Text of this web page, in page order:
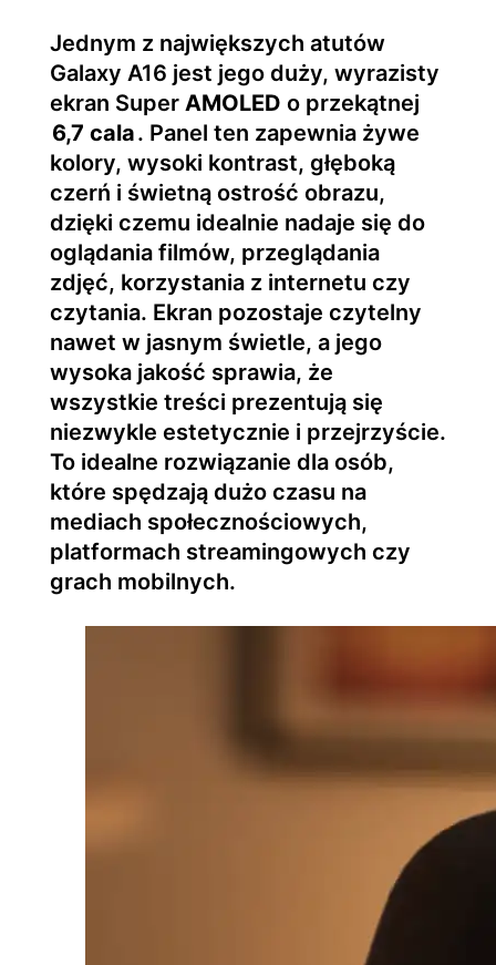
Jednym z największych atutów
Galaxy A16 jest jego duży, wyrazisty
ekran Super AMOLED o przekątnej
6,7 cala. Panel ten zapewnia żywe
kolory, wysoki kontrast, głęboką
czerń i świetną ostrość obrazu,
dzięki czemu idealnie nadaje się do
oglądania filmów, przeglądania
zdjęć, korzystania z internetu czy
czytania. Ekran pozostaje czytelny
nawet w jasnym świetle, a jego
wysoka jakość sprawia, że
wszystkie treści prezentują się
niezwykle estetycznie i przejrzyście.
To idealne rozwiązanie dla osób,
które spędzają dużo czasu na
mediach społecznościowych,
platformach streamingowych czy
grach mobilnych.